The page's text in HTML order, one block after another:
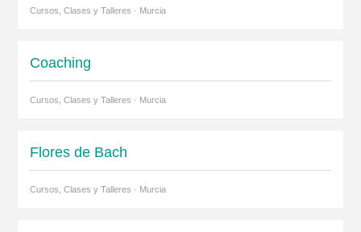
Cursos, Clases y Talleres · Murcia
Coaching
Cursos, Clases y Talleres · Murcia
Flores de Bach
Cursos, Clases y Talleres · Murcia